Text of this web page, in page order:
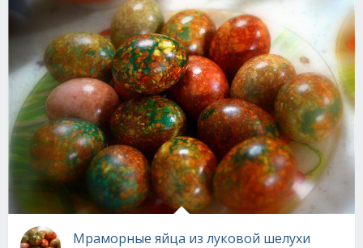
Мраморные яйца из луковой шелухи